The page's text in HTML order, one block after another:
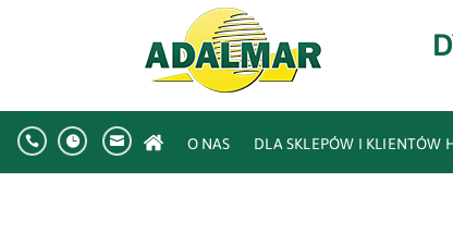
   O NAS DLA SKLEPÓW I KLIENTÓW